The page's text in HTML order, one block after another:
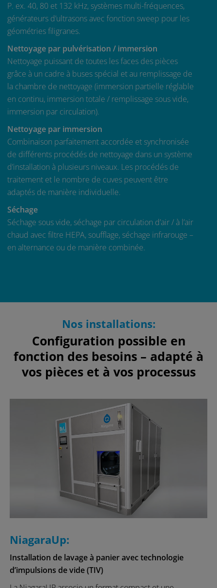
P. ex. 40, 80 et 132 kHz, systèmes multi-fréquences,
générateurs d’ultrasons avec fonction sweep pour les
géométries filigranes.
Nettoyage par pulvérisation / immersion
Nettoyage puissant de toutes les faces des pièces
grâce à un cadre à buses spécial et au remplissage de
la chambre de nettoyage (immersion partielle réglable
en continu, immersion totale / remplissage sous vide,
immersion par circulation).
Nettoyage par immersion
Combinaison parfaitement accordée et synchronisée
de différents procédés de nettoyage dans un système
d’installation à plusieurs niveaux. Les procédés de
traitement et le nombre de cuves peuvent être
adaptés de manière individuelle.
Séchage
Séchage sous vide, séchage par circulation d’air / à l’air
chaud avec filtre HEPA, soufflage, séchage infrarouge –
en alternance ou de manière combinée.
Nos installations:
Configuration possible en
fonction des besoins – adapté à
vos pièces et à vos processus
NiagaraUp:
Installation de lavage à panier avec technologie
d’impulsions de vide (TIV)